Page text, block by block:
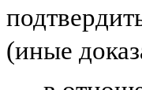
(иные